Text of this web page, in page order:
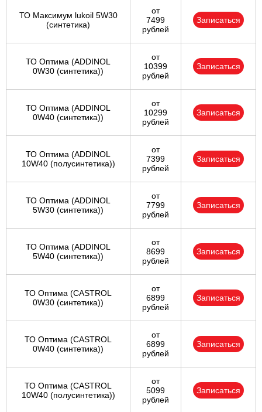
ТО Максимум lukoil 5W30
(синтетика)
от
7499
рублей
Записаться
ТО Оптима (ADDINOL
0W30 (синтетика))
от
10399
рублей
Записаться
ТО Оптима (ADDINOL
0W40 (синтетика))
от
10299
рублей
Записаться
ТО Оптима (ADDINOL
10W40 (полусинтетика))
от
7399
рублей
Записаться
ТО Оптима (ADDINOL
5W30 (синтетика))
от
7799
рублей
Записаться
ТО Оптима (ADDINOL
5W40 (синтетика))
от
8699
рублей
Записаться
ТО Оптима (CASTROL
0W30 (синтетика))
от
6899
рублей
Записаться
ТО Оптима (CASTROL
0W40 (синтетика))
от
6899
рублей
Записаться
ТО Оптима (CASTROL
10W40 (полусинтетика))
от
5099
рублей
Записаться